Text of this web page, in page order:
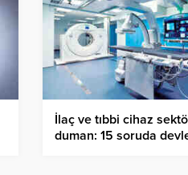
İlaç ve tıbbi cihaz
duman: 15 soruda